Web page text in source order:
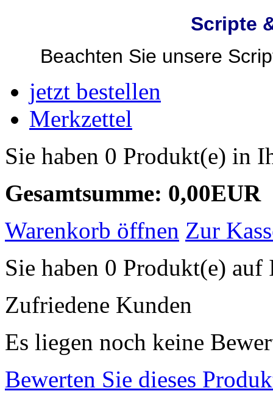
Scripte
Beachten Sie unsere
jetzt bestellen
Merkzettel
Sie haben 0 Produkt(e) in
Gesamtsumme: 0,00EUR
Warenkorb öffnen Zur
Sie haben 0 Produkt(e)
Zufriedene Kunden
Es liegen noch keine
Bewerten Sie dieses